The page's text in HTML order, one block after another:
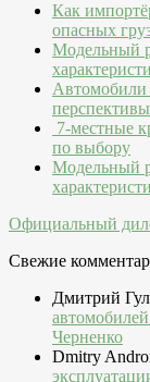
Как
опасных
Модельный
Автомобили
7-местные
по выбору
Модельный
Официальный
Свежие
Дмитрий
Черненко
Dmitry